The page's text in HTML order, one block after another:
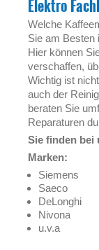
Elektro
Welche
Sie am Besten
Hier können
verschaffen,
Wichtig ist
auch der
beraten Sie
Reparaturen
Sie finden bei
Marken:
Siemens
Saeco
DeLonghi
Nivona
u.v.a